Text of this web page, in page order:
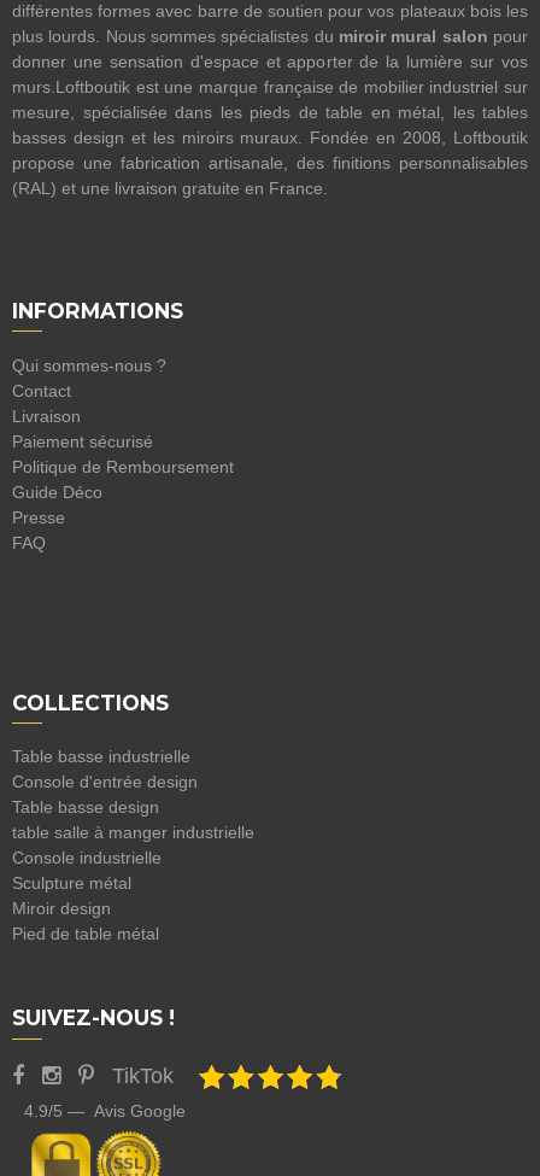
différentes formes avec barre de soutien pour vos plateaux bois les
plus lourds. Nous sommes spécialistes du miroir mural salon pour
donner une sensation d'espace et apporter de la lumière sur vos
murs.Loftboutik est une marque française de mobilier industriel sur
mesure, spécialisée dans les pieds de table en métal, les tables
basses design et les miroirs muraux. Fondée en 2008, Loftboutik
propose une fabrication artisanale, des finitions personnalisables
(RAL) et une livraison gratuite en France.
INFORMATIONS
Qui sommes-nous ?
Contact
Livraison
Paiement sécurisé
Politique de Remboursement
Guide Déco
Presse
FAQ
COLLECTIONS
Table basse industrielle
Console d'entrée design
Table basse design
table salle à manger industrielle
Console industrielle
Sculpture métal
Miroir design
Pied de table métal
SUIVEZ-NOUS !
TikTok
4.9/5 — Avis Google